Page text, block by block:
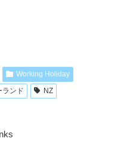
Working Holiday
ランド
NZ